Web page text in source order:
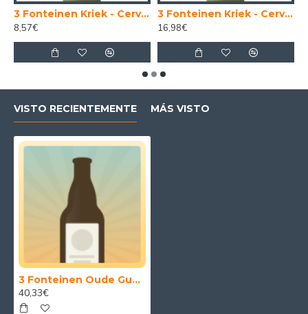
3 Fonteinen Kriek - Cerveza Belga Lambic 37,5cl
8,57€
3 Fonteinen Kriek - Cerveza Belga Lambic 75 cl.
16,98€
VISTO RECIENTEMENTE MÁS VISTO
3 Fonteinen Oude Gueuze 3 x 1.5 l
40,33€